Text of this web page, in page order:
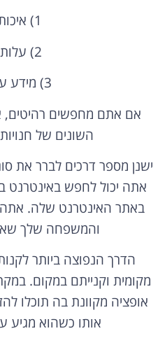
1) איכות המוצר
2) עלות משלוח
3) מידע על אחריות
אם אתם מחפשים רהיטים,
השונים של
ישנן מספר דרכים לברר את
אתה יכול לחפש באינטרנט
באתר האינטרנט שלה. אתה
והמשפחה שלך
הדרך הנפוצה ביותר
מקומית וקנייתם במקום.
אופציה מקוונת בה תוכלו
אותו כשהוא מגיע